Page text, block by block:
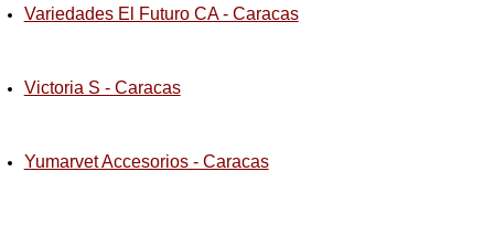
Variedades El Futuro CA - Caracas
Victoria S - Caracas
Yumarvet Accesorios - Caracas